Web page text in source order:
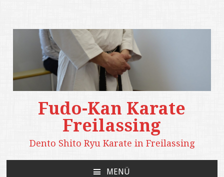
Fudo-Kan Karate
Freilassing
Dento Shito Ryu Karate in Freilassing
MENÜ